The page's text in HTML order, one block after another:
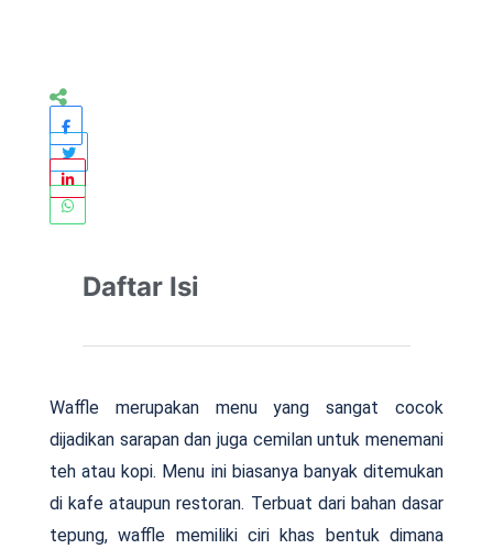
Daftar Isi
Waffle merupakan menu yang sangat cocok
dijadikan sarapan dan juga cemilan untuk menemani
teh atau kopi. Menu ini biasanya banyak ditemukan
di kafe ataupun restoran. Terbuat dari bahan dasar
tepung, waffle memiliki ciri khas bentuk dimana